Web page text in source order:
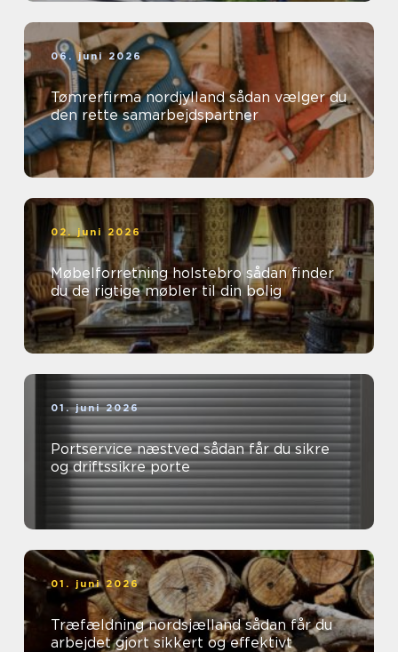
06. juni 2026
Tømrerfirma nordjylland sådan vælger du
den rette samarbejdspartner
02. juni 2026
Møbelforretning holstebro sådan finder
du de rigtige møbler til din bolig
01. juni 2026
Portservice næstved sådan får du sikre
og driftssikre porte
01. juni 2026
Træfældning nordsjælland sådan får du
arbejdet gjort sikkert og effektivt